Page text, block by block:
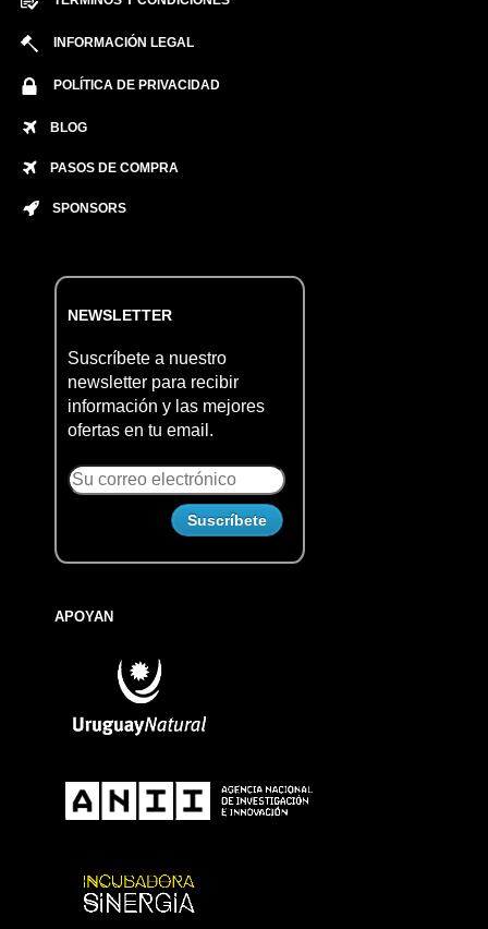
INFORMACIÓN LEGAL
POLÍTICA DE PRIVACIDAD
BLOG
PASOS DE COMPRA
SPONSORS
NEWSLETTER
Suscríbete a nuestro
newsletter para recibir
información y las mejores
ofertas en tu email.
APOYAN